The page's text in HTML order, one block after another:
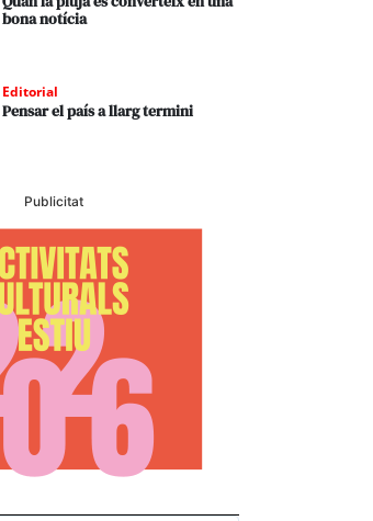
bona notícia
Editorial
Pensar el país a llarg termini
Publicitat